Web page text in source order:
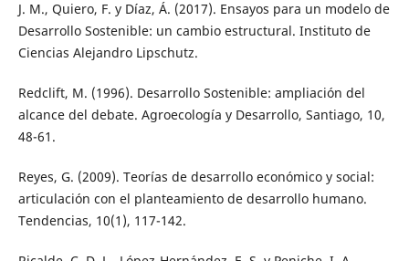
J. M., Quiero, F. y Díaz, Á. (2017). Ensayos para un modelo de
Desarrollo Sostenible: un cambio estructural. Instituto de
Ciencias Alejandro Lipschutz.
Redclift, M. (1996). Desarrollo Sostenible: ampliación del
alcance del debate. Agroecología y Desarrollo, Santiago, 10,
48-61.
Reyes, G. (2009). Teorías de desarrollo económico y social:
articulación con el planteamiento de desarrollo humano.
Tendencias, 10(1), 117-142.